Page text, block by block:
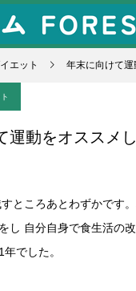
エット 年末に向けて運
運動をオススメし
ところあとわずかです
し 自分自身で食生活の
でした。